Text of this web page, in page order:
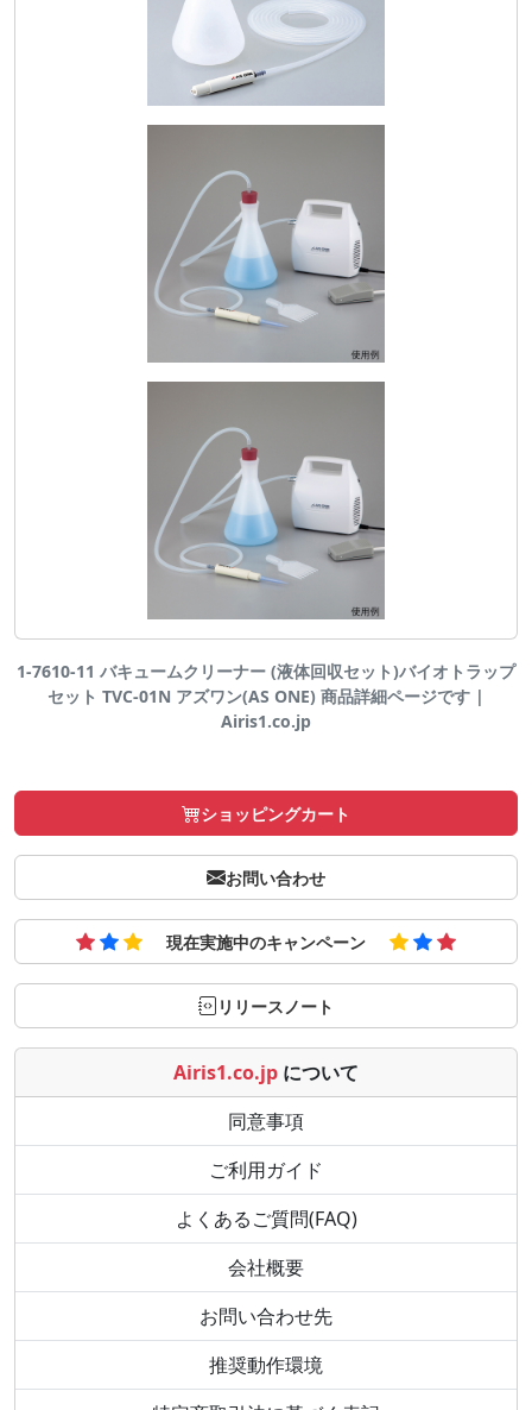
1-7610-11 バキュームクリーナー (液体回収セット)バイオトラップ
セット TVC-01N アズワン(AS ONE) 商品詳細ページです |
Airis1.co.jp
ショッピングカート
お問い合わせ
現在実施中のキャンペーン
リリースノート
Airis1.co.jp について
同意事項
ご利用ガイド
よくあるご質問(FAQ)
会社概要
お問い合わせ先
推奨動作環境